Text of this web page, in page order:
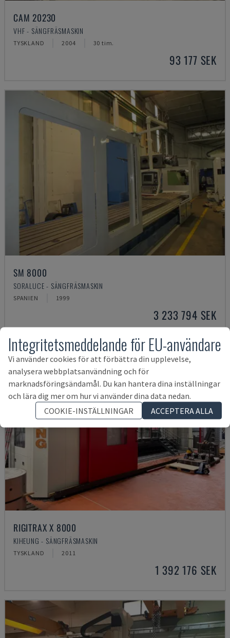
CAM 20230
VHF - SÄNGFRÄSMASKIN
TYSKLAND 2004 30 tim.
93 177 SEK
SM 8000
SORALUCE - SÄNGFRÄSMASKIN
SPANIEN 1999
3 233 794 SEK
RIGITRAX X 8000
KIHEUNG - SÄNGFRÄSMASKIN
TYSKLAND 2011
1 392 176 SEK
Integritetsmeddelande för EU-användare
Vi använder cookies för att förbättra din upplevelse,
analysera webbplatsanvändning och för
marknadsföringsändamål. Du kan hantera dina inställningar
och lära dig mer om hur vi använder dina data nedan.
COOKIE-INSTÄLLNINGAR
ACCEPTERA ALLA